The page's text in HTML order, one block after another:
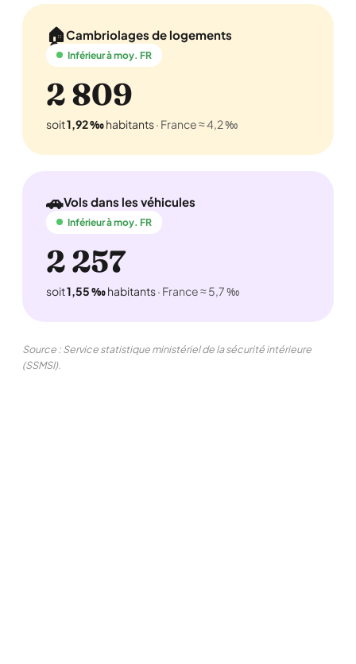
🏠Cambriolages de logements
Inférieur à moy. FR
2 809
soit1,92 ‰habitants· France ≈ 4,2 ‰
🚗Vols dans les véhicules
Inférieur à moy. FR
2 257
soit1,55 ‰habitants· France ≈ 5,7 ‰
Source : Service statistique ministériel de la sécurité intérieure
(SSMSI).